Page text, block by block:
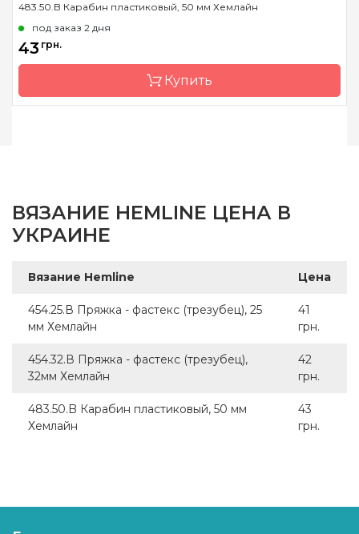
Бренд
Страна-производитель
483.50.B Карабин пластиковый, 50 мм Хемлайн
под заказ 2 дня
43 грн.
Купить
ВЯЗАНИЕ HEMLINE ЦЕНА В
УКРАИНЕ
Вязание Hemline Цена
454.25.В Пряжка - фастекс (трезубец), 25
мм Хемлайн
41
грн.
454.32.В Пряжка - фастекс (трезубец),
32мм Хемлайн
42
грн.
483.50.B Карабин пластиковый, 50 мм
Хемлайн
43
грн.